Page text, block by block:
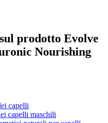
prodotto Evolve
Nourishing
capelli
capelli maschili